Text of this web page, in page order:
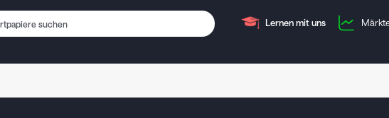
Lernen mit uns